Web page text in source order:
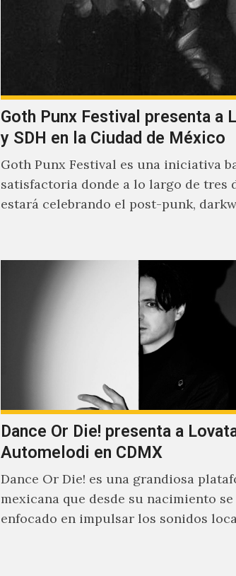
Goth Punx Festival presenta a
y SDH en la Ciudad de México
Goth Punx Festival es una iniciativa
satisfactoria donde a lo largo de tres
estará celebrando el post-punk,
Dance Or Die! presenta a
Automelodi en CDMX
Dance Or Die! es una grandiosa
mexicana que desde su nacimiento se
enfocado en impulsar los sonidos